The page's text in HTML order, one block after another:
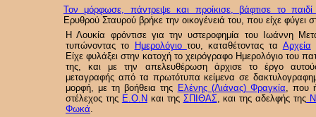
Η Λουκία φρόντισε για την υστεροφημία του Ιωάννη
τυπώνοντας το
Ημερολόγιο του, καταθέτοντας τα Αρχεία
Είχε φυλάξει στην κατοχή το χειρόγραφο Ημερολόγιο του
της, και με την απελευθέρωση άρχισε το έργο
μεταγραφής από τα πρωτότυπα κείμενα σε
μορφή, με τη βοήθεια της Ελένης (Λιάνας) Φραγκία, που
στέλεχος της Ε.Ο.Ν και της ΣΠΙΘΑΣ, και της αδελφής της
Φωκά.
Τον μόρφωσε, πάντρεψε και προίκισε, βάφτισε το παιδί
Ερυθρού Σταυρού βρήκε την οικογένειά του, που είχε φύγει